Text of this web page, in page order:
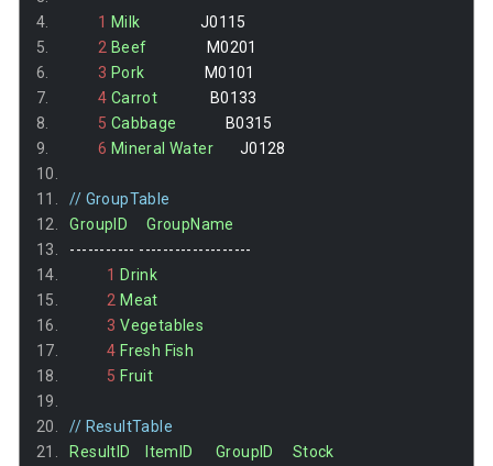
1 Milk
                J0115
2 Beef
                M0201
3 Pork
                M0101
4 Carrot
              B0133
5 Cabbage
             B0315
6 Mineral Water
       J0128
// GroupTable
GroupID
GroupName
----------- -------------------
1 Drink
2 Meat
3 Vegetables
4 Fresh Fish
5 Fruit
// ResultTable
ResultID
ItemID GroupID
Stock